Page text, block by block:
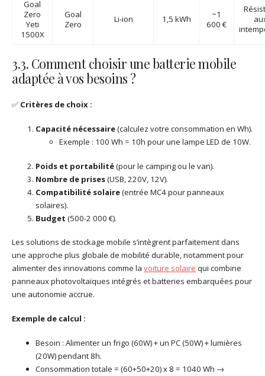
Goal
Zero
Yeti
1500X
Goal
Zero
Li-ion 1,5 kWh
~1
600 €
3.3. Comment choisir une batterie mobile
adaptée à vos besoins ?
✅ Critères de choix :
Capacité nécessaire(calculez votre consommation en Wh).
Exemple : 100 Wh = 10h pour une lampe LED de 10W.
Poids et portabilité(pour le camping ou le van).
Nombre de prises(USB, 220V, 12V).
Compatibilité solaire(entrée MC4 pour panneaux
solaires).
Budget (500-2 000 €).
Les solutions de stockage mobile s’intègrent parfaitement dans
une approche plus globale de mobilité durable, notamment pour
alimenter des innovations comme la voiture solaire qui combine
panneaux photovoltaïques intégrés et batteries embarquées pour
une autonomie accrue.
Exemple de calcul :
Besoin : Alimenter un frigo (60W) + un PC (50W) + lumières
(20W) pendant 8h.
Consommation totale = (60+50+20) x 8 = 1040 Wh →